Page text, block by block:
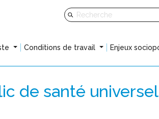
Conditions de travail Enjeux
de santé